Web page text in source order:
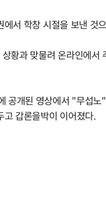
서 학창 시절을 보낸 것
과 맞물려 온라인에
개된 영상에서 "무섭
갑론을박이 이어졌다.